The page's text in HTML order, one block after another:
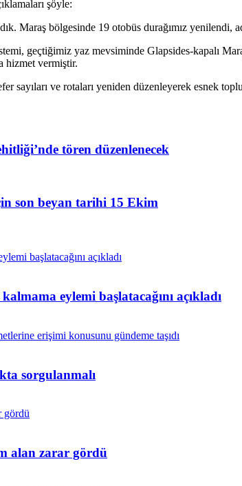
şöyle:
Maraş bölgesinde 19 otobüs durağımız yenilendi,
geçtiğimiz yaz mevsiminde Glapsides-kapalı
hizmet vermiştir.
sayıları ve rotaları yeniden düzenleyerek esnek
tören düzenlenecek
son beyan tarihi 15 Ekim
eylemi başlatacağını açıkladı
sorgulanmalı
alan zarar gördü